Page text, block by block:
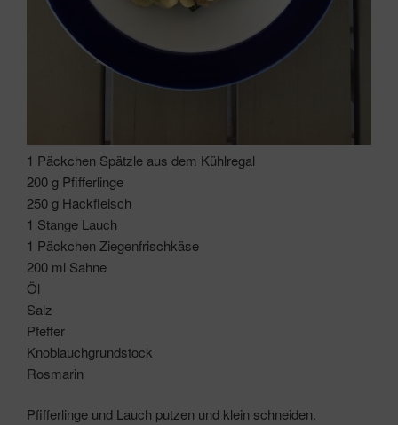
1 Päckchen Spätzle aus dem Kühlregal
200 g Pfifferlinge
250 g Hackfleisch
1 Stange Lauch
1 Päckchen Ziegenfrischkäse
200 ml Sahne
Öl
Salz
Pfeffer
Knoblauchgrundstock
Rosmarin
Pfifferlinge und Lauch putzen und klein schneiden.